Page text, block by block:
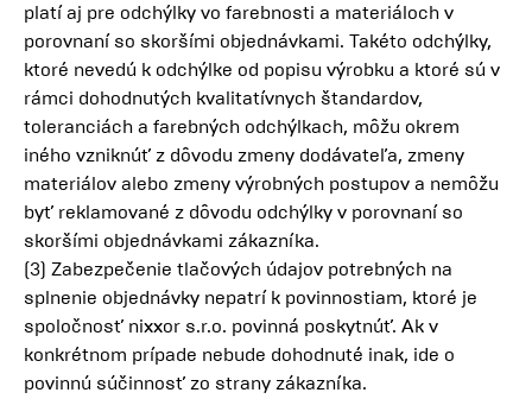
platí aj pre odchýlky vo farebnosti a materiáloch v
porovnaní so skoršími objednávkami. Takéto odchýlky,
ktoré nevedú k odchýlke od popisu výrobku a ktoré sú v
rámci dohodnutých kvalitatívnych štandardov,
toleranciách a farebných odchýlkach, môžu okrem
iného vzniknúť z dôvodu zmeny dodávateľa, zmeny
materiálov alebo zmeny výrobných postupov a nemôžu
byť reklamované z dôvodu odchýlky v porovnaní so
skoršími objednávkami zákazníka.
(3) Zabezpečenie tlačových údajov potrebných na
splnenie objednávky nepatrí k povinnostiam, ktoré je
spoločnosť nixxor s.r.o. povinná poskytnúť. Ak v
konkrétnom prípade nebude dohodnuté inak, ide o
povinnú súčinnosť zo strany zákazníka.